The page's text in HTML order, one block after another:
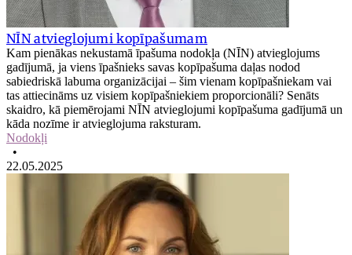
NĪN atvieglojumi kopīpašumam
Kam pienākas nekustamā īpašuma nodokļa (NĪN) atvieglojums
gadījumā, ja viens īpašnieks savas kopīpašuma daļas nodod
sabiedriskā labuma organizācijai – šim vienam kopīpašniekam vai
tas attiecināms uz visiem kopīpašniekiem proporcionāli? Senāts
skaidro, kā piemērojami NĪN atvieglojumi kopīpašuma gadījumā un
kāda nozīme ir atvieglojuma raksturam.
Nodokļi
•
22.05.2025